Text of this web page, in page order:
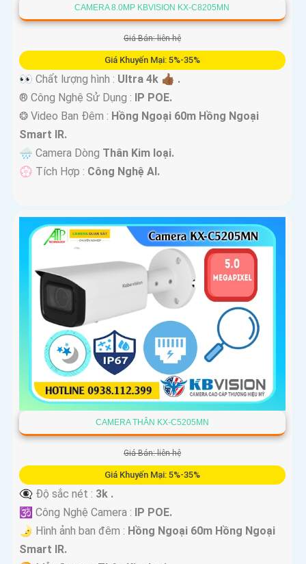
CAMERA 8.0MP KBVISION KX-C8205MN
Giá Bán: liên hệ
Giá Khuyến Mại: 5%-35%
️
👀 Chất lượng hình : Ultra 4k 👍🏾 .
®️ Công Nghệ Sử Dụng : IP POE.
❂ Video Ban Đêm : Hồng Ngoại 60m Hồng Ngoại
Smart IR.
🌧️ Camera Dòng Thân Kim loại.
️💮 Tích Hợp : Công Nghệ AI.
CAMERA THÂN KX-C5205MN
Giá Bán: liên hệ
Giá Khuyến Mại: 5%-35%
👁️‍🗨 Độ sắc nét : 3k .
🕉️ Công Nghệ Camera : IP POE.
🌛 Hình ảnh ban đêm : Hồng Ngoại 60m Hồng Ngoại
Smart IR.